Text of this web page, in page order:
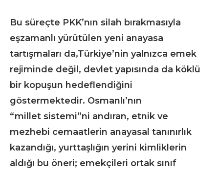
Bu süreçte PKK’nın silah bırakmasıyla
eşzamanlı yürütülen yeni anayasa
tartışmaları da,Türkiye’nin yalnızca emek
rejiminde değil, devlet yapısında da köklü
bir kopuşun hedeflendiğini
göstermektedir. Osmanlı’nın
“millet sistemi”ni andıran, etnik ve
mezhebi cemaatlerin anayasal tanınırlık
kazandığı, yurttaşlığın yerini kimliklerin
aldığı bu öneri; emekçileri ortak sınıf